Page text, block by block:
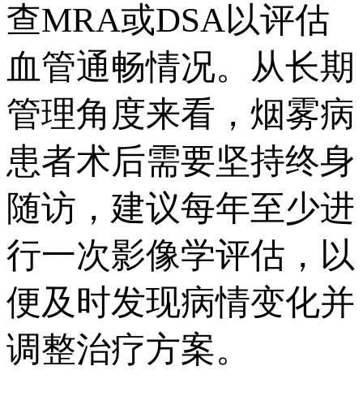
查MRA或DSA以评估
血管通畅情况。从长期
管理角度来看，烟雾病
患者术后需要坚持终身
随访，建议每年至少进
行一次影像学评估，以
便及时发现病情变化并
调整治疗方案。